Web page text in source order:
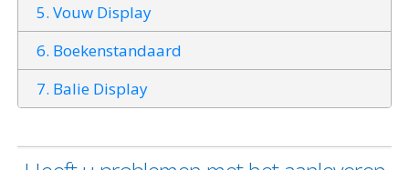
5. Vouw Display
6. Boekenstandaard
7. Balie Display